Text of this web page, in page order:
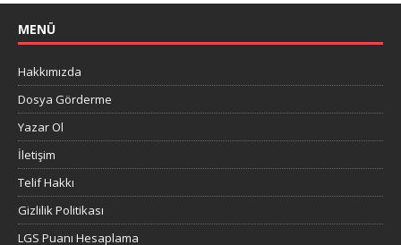
MENÜ
Hakkımızda
Dosya Görderme
Yazar Ol
İletişim
Telif Hakkı
Gizlilik Politikası
LGS Puanı Hesaplama